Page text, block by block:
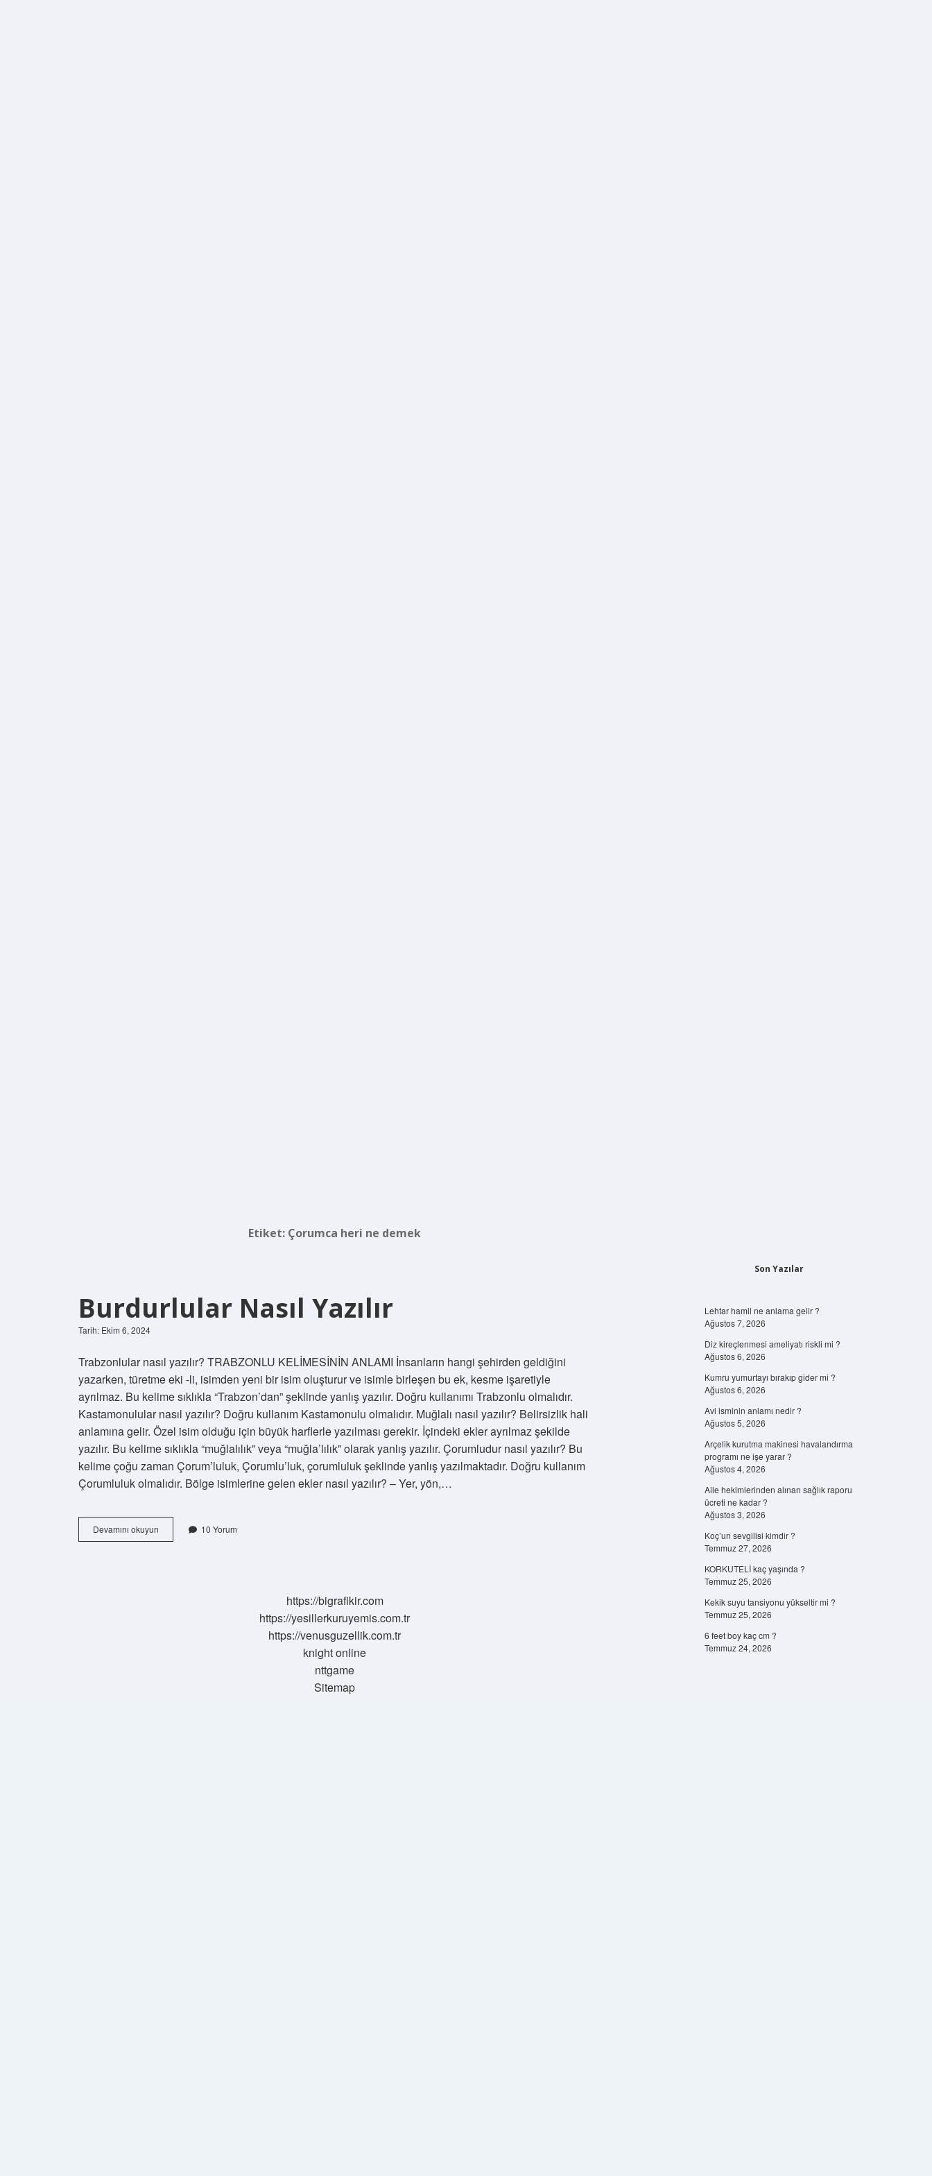
Etiket: Çorumca heri ne demek
Burdurlular Nasıl Yazılır
Tarih: Ekim 6, 2024
Trabzonlular nasıl yazılır? TRABZONLU KELİMESİNİN ANLAMI İnsanların hangi şehirden geldiğini
yazarken, türetme eki -li, isimden yeni bir isim oluşturur ve isimle birleşen bu ek, kesme işaretiyle
ayrılmaz. Bu kelime sıklıkla “Trabzon’dan” şeklinde yanlış yazılır. Doğru kullanımı Trabzonlu olmalıdır.
Kastamonulular nasıl yazılır? Doğru kullanım Kastamonulu olmalıdır. Muğlalı nasıl yazılır? Belirsizlik hali
anlamına gelir. Özel isim olduğu için büyük harflerle yazılması gerekir. İçindeki ekler ayrılmaz şekilde
yazılır. Bu kelime sıklıkla “muğlalılık” veya “muğla’lılık” olarak yanlış yazılır. Çorumludur nasıl yazılır? Bu
kelime çoğu zaman Çorum’luluk, Çorumlu’luk, çorumluluk şeklinde yanlış yazılmaktadır. Doğru kullanım
Çorumluluk olmalıdır. Bölge isimlerine gelen ekler nasıl yazılır? – Yer, yön,…
Devamını okuyun Burdurlular
Nasıl
10 Yorum
https://bigrafikir.com
https://yesillerkuruyemis.com.tr
https://venusguzellik.com.tr
knight online
nttgame
Sitemap
Son Yazılar
Lehtar hamil ne anlama gelir ?
Ağustos 7, 2026
Diz kireçlenmesi ameliyatı riskli mi ?
Ağustos 6, 2026
Kumru yumurtayı bırakıp gider mi ?
Ağustos 6, 2026
Avi isminin anlamı nedir ?
Ağustos 5, 2026
Arçelik kurutma makinesi havalandırma
programı ne işe yarar ?
Ağustos 4, 2026
Aile hekimlerinden alınan sağlık raporu
ücreti ne kadar ?
Ağustos 3, 2026
Koç’un sevgilisi kimdir ?
Temmuz 27, 2026
KORKUTELİ kaç yaşında ?
Temmuz 25, 2026
Kekik suyu tansiyonu yükseltir mi ?
Temmuz 25, 2026
6 feet boy kaç cm ?
Temmuz 24, 2026